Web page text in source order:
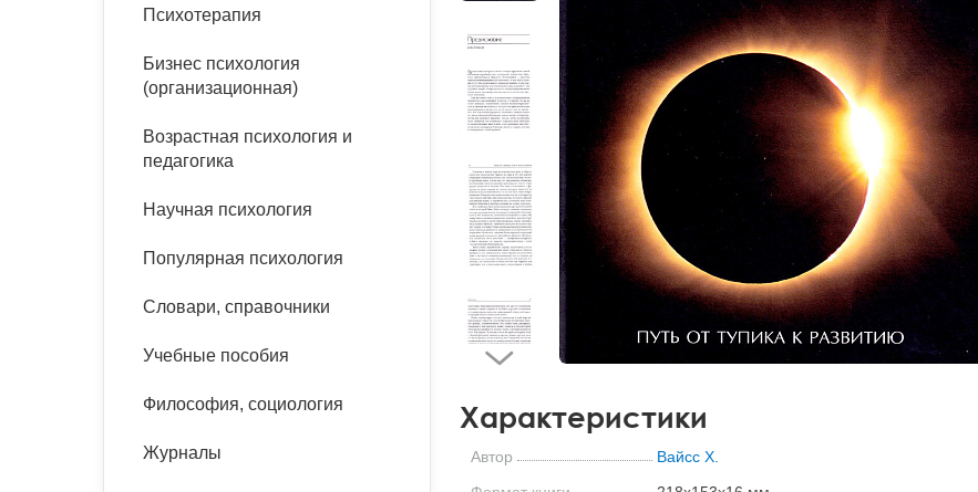
панические атаки
Психодрама
Сказкотерапия
психотерапии
Классический, эриксоновский
эргономика
Социальная психология
Психология развития
организационная психология
психоанализ
Характеристики
Автор
Вайсс Х.
Психотерапия
Бизнес психология
(организационная)
Возрастная психология и
педагогика
Научная психология
Популярная психология
Словари, справочники
Учебные пособия
Философия, социология
Журналы